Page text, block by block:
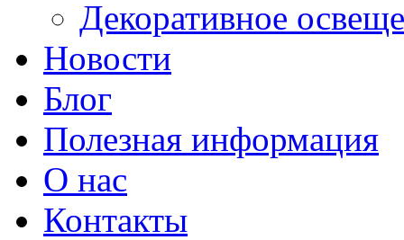
Декоративное
Новости
Блог
Полезная информация
О нас
Контакты